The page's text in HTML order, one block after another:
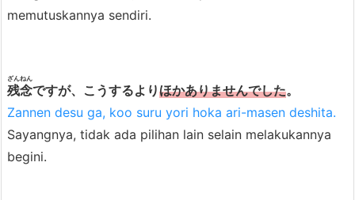
memutuskannya sendiri.
残念
ざんねん
ですが、こうするよりほかありませんでした。
Zannen desu ga, koo suru yori hoka ari-masen deshita.
Sayangnya, tidak ada pilihan lain selain melakukannya
begini.